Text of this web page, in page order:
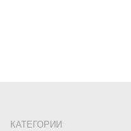
КАТЕГОРИИ